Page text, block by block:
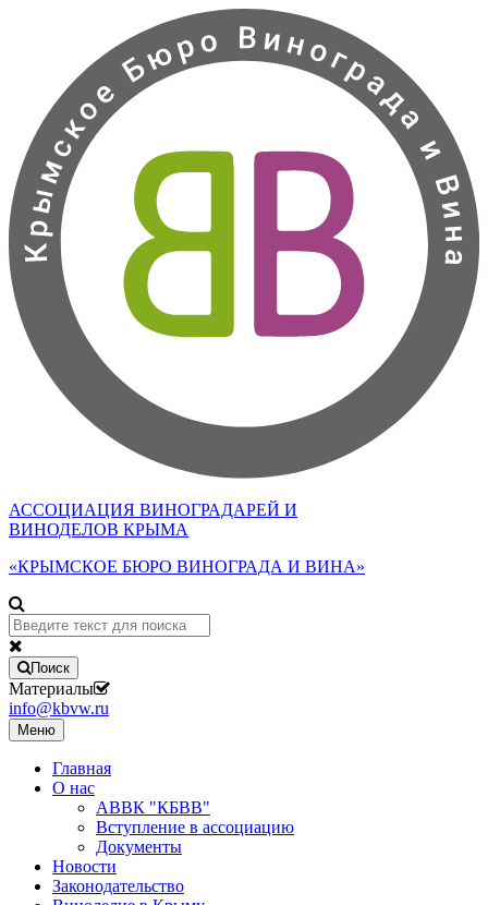
АССОЦИАЦИЯ ВИНОГРАДАРЕЙ И
ВИНОДЕЛОВ КРЫМА
«КРЫМСКОЕ БЮРО ВИНОГРАДА И ВИНА»
Поиск
Материалы
info@kbvw.ru
Меню
Главная
О нас
АВВК "КБВВ"
Вступление в ассоциацию
Документы
Новости
Законодательство